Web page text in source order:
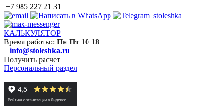
+7 985 227 21 31
КАЛЬКУЛЯТОР
Время работы:: Пн-Пт 10-18
info@stoleshka.ru
Получить расчет
Персональный раздел